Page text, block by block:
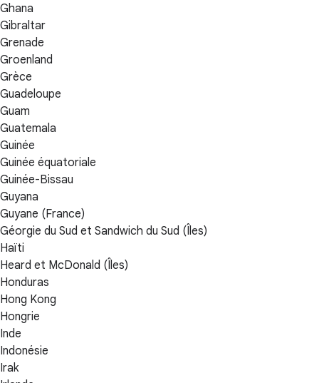
Ghana
Gibraltar
Grenade
Groenland
Grèce
Guadeloupe
Guam
Guatemala
Guinée
Guinée équatoriale
Guinée-Bissau
Guyana
Guyane (France)
Géorgie du Sud et Sandwich du Sud (Îles)
Haïti
Heard et McDonald (Îles)
Honduras
Hong Kong
Hongrie
Inde
Indonésie
Irak